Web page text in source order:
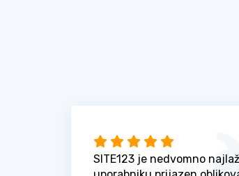
SITE123 je nedvomno